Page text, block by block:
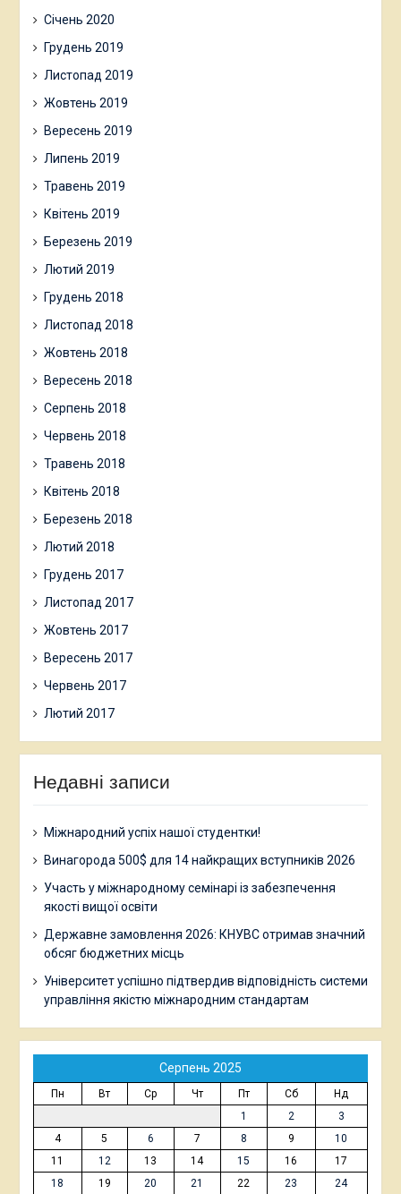
Січень 2020
Грудень 2019
Листопад 2019
Жовтень 2019
Вересень 2019
Липень 2019
Травень 2019
Квітень 2019
Березень 2019
Лютий 2019
Грудень 2018
Листопад 2018
Жовтень 2018
Вересень 2018
Серпень 2018
Червень 2018
Травень 2018
Квітень 2018
Березень 2018
Лютий 2018
Грудень 2017
Листопад 2017
Жовтень 2017
Вересень 2017
Червень 2017
Лютий 2017
Недавні записи
Міжнародний успіх нашої студентки!
Винагорода 500$ для 14 найкращих вступників 2026
Участь у міжнародному семінарі із забезпечення
якості вищої освіти
Державне замовлення 2026: КНУВС отримав значний
обсяг бюджетних місць
Університет успішно підтвердив відповідність системи
управління якістю міжнародним стандартам
Серпень 2025
Пн Вт Ср Чт Пт Сб
Нд
1
2
3
4
5 6 7 8 9
10
11
12 13 14 15 16
17
18
19 20 21 22 23 24